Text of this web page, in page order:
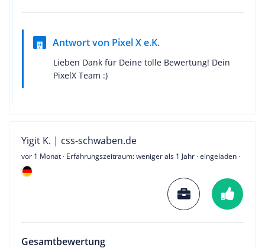
Antwort von Pixel X e.K.
Lieben Dank für Deine tolle Bewertung! Dein
PixelX Team :)
Yigit K. | css-schwaben.de
vor 1 Monat · Erfahrungszeitraum: weniger als 1 Jahr · eingeladen ·
Gesamtbewertung